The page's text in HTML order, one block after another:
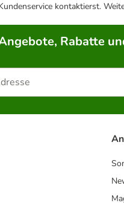
kontaktierst.
Rabatte